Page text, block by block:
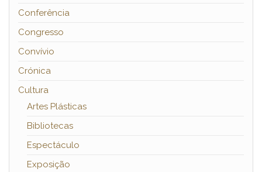
Conferência
Congresso
Convívio
Crónica
Cultura
Artes Plásticas
Bibliotecas
Espectáculo
Exposição